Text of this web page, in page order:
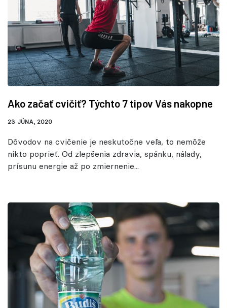
Ako začať cvičiť? Týchto 7 tipov Vás nakopne
23 JÚNA, 2020
Dôvodov na cvičenie je neskutočne veľa, to nemôže
nikto poprieť. Od zlepšenia zdravia, spánku, nálady,
prísunu energie až po zmiernenie...